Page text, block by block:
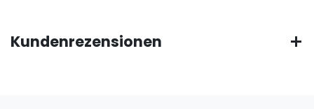
Kundenrezensionen